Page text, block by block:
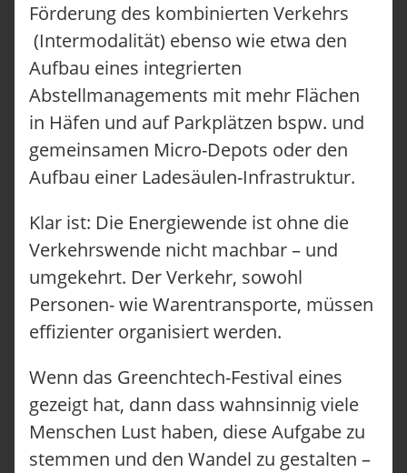
Förderung des kombinierten Verkehrs
(Intermodalität) ebenso wie etwa den
Aufbau eines integrierten
Abstellmanagements mit mehr Flächen
in Häfen und auf Parkplätzen bspw. und
gemeinsamen Micro-Depots oder den
Aufbau einer Ladesäulen-Infrastruktur.
Klar ist: Die Energiewende ist ohne die
Verkehrswende nicht machbar – und
umgekehrt. Der Verkehr, sowohl
Personen- wie Warentransporte, müssen
effizienter organisiert werden.
Wenn das Greenchtech-Festival eines
gezeigt hat, dann dass wahnsinnig viele
Menschen Lust haben, diese Aufgabe zu
stemmen und den Wandel zu gestalten –